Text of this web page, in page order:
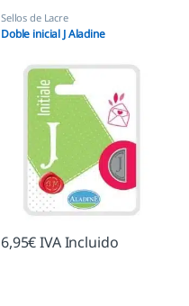
Sellos de Lacre
Doble inicial J Aladine
6,95€IVA Incluido